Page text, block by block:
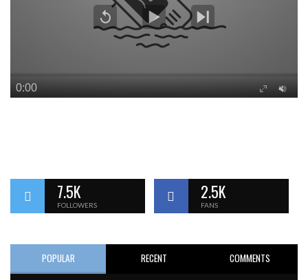
7.5K
FOLLOWERS
2.5K
FANS
POPULAR RECENT COMMENTS